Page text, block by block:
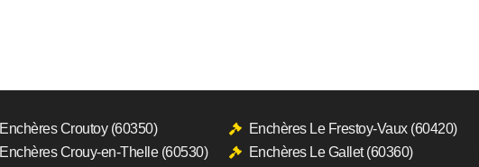
Enchères Croutoy (60350)
Enchères Crouy-en-Thelle (60530)
Enchères Le Frestoy-Vaux (60420)
Enchères Le Gallet (60360)